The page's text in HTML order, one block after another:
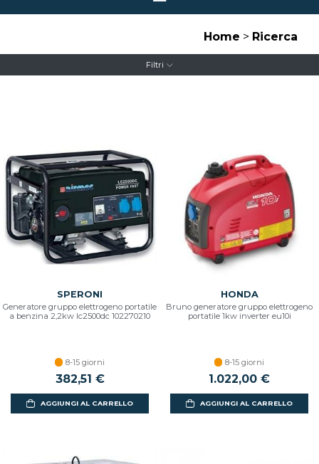
Home > Ricerca
Filtri
SPERONI
Generatore gruppo elettrogeno portatile
a benzina 2,2kw lc2500dc 102270210
8-15 giorni
382,51 €
AGGIUNGI AL CARRELLO
HONDA
Bruno generatore gruppo elettrogeno
portatile 1kw inverter eu10i
8-15 giorni
1.022,00 €
AGGIUNGI AL CARRELLO